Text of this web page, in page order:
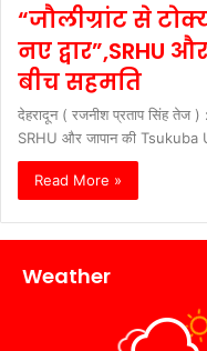
“जौलीग्रांट से
नए द्वार”,SRHU
बीच सहमति
देहरादून ( रजनीश प्रताप सिंह
SRHU और जापान की
Read More »
Weather